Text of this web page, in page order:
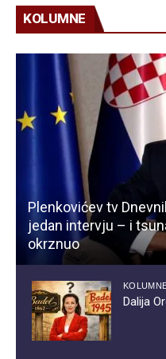
KOLUMNE
Plenkovićev tv
jedan intervju – i
okrznuo
Dalija